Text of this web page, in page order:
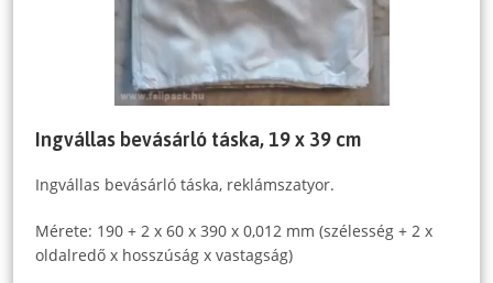
Ingvállas bevásárló táska, 19 x 39 cm
Ingvállas bevásárló táska, reklámszatyor.
Mérete: 190 + 2 x 60 x 390 x 0,012 mm (szélesség + 2 x
oldalredő x hosszúság x vastagság)